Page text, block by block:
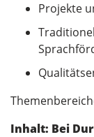
Projekte
Inhalt: Bei